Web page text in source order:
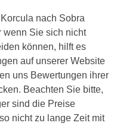
nach Sobra
wenn Sie sich nicht
können, hilft es
auf unserer Website
uns Bewertungen ihrer
Beachten Sie bitte,
sind die Preise
nicht zu lange Zeit mit